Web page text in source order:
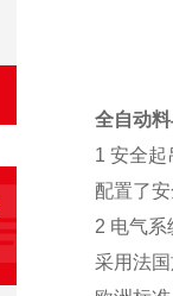
全自动
1 安全起
配置了
2 电气系
采用法